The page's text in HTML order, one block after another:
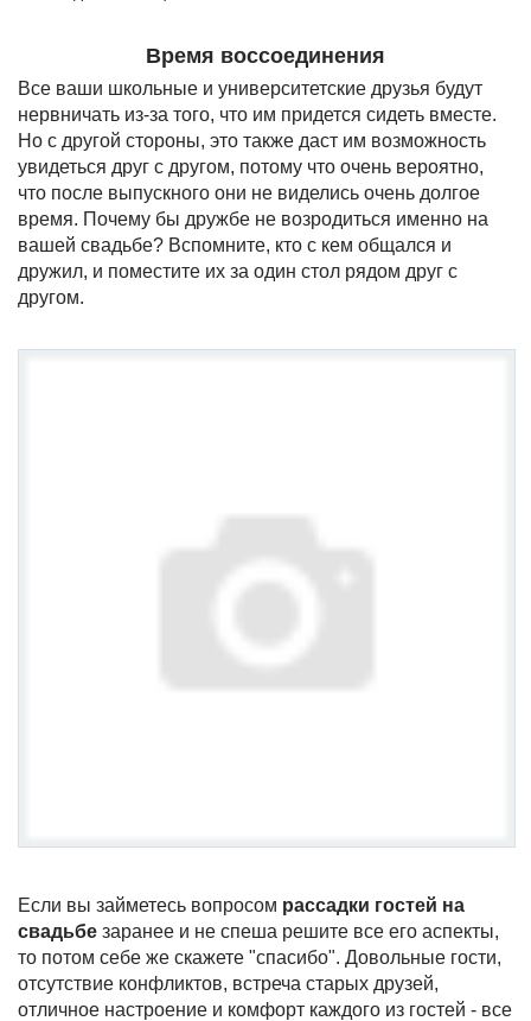
Время воссоединения
Все ваши школьные и университетские друзья будут
нервничать из-за того, что им придется сидеть вместе.
Но с другой стороны, это также даст им возможность
увидеться друг с другом, потому что очень вероятно,
что после выпускного они не виделись очень долгое
время. Почему бы дружбе не возродиться именно на
вашей свадьбе? Вспомните, кто с кем общался и
дружил, и поместите их за один стол рядом друг с
другом.
Если вы займетесь вопросом рассадки гостей на
свадьбе заранее и не спеша решите все его аспекты,
то потом себе же скажете "спасибо". Довольные гости,
отсутствие конфликтов, встреча старых друзей,
отличное настроение и комфорт каждого из гостей - все